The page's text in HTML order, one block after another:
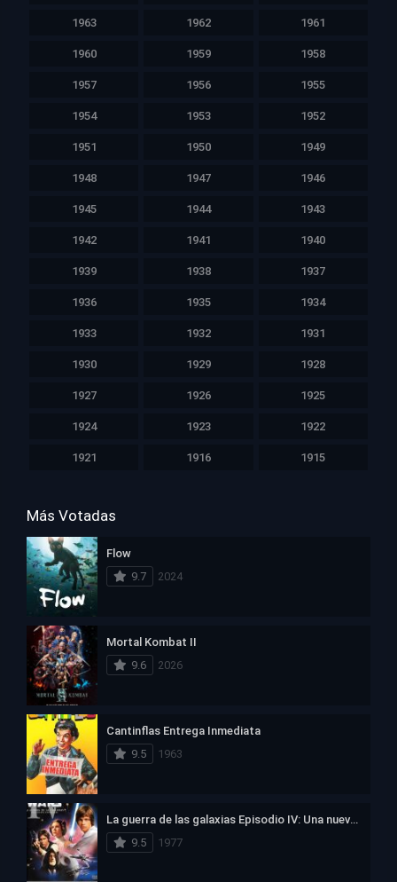
1963 1962 1961
1960 1959 1958
1957 1956 1955
1954 1953 1952
1951 1950 1949
1948 1947 1946
1945 1944 1943
1942 1941 1940
1939 1938 1937
1936 1935 1934
1933 1932 1931
1930 1929 1928
1927 1926 1925
1924 1923 1922
1921 1916 1915
Más Votadas
Flow
9.7
2024
Mortal Kombat II
9.6
2026
Cantinflas Entrega Inmediata
9.5
1963
La guerra de las galaxias Episodio IV: Una nueva esperanza
9.5
1977